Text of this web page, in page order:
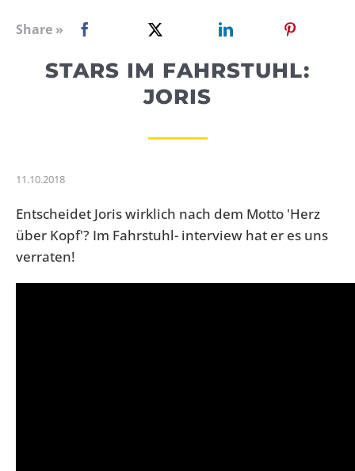
WEBRADIO
Share »
STARS IM FAHRSTUHL:
JORIS
11.10.2018
Entscheidet Joris wirklich nach dem Motto 'Herz
über Kopf'? Im Fahrstuhl- interview hat er es uns
verraten!